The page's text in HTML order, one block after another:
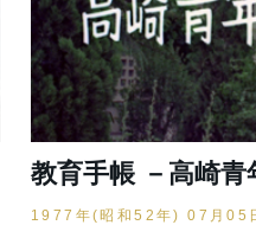
教育手帳 －高崎青
1977年(昭和52年) 07月05